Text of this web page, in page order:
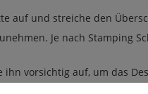
auf und streiche den
Je nach Stamping
vorsichtig auf, um das